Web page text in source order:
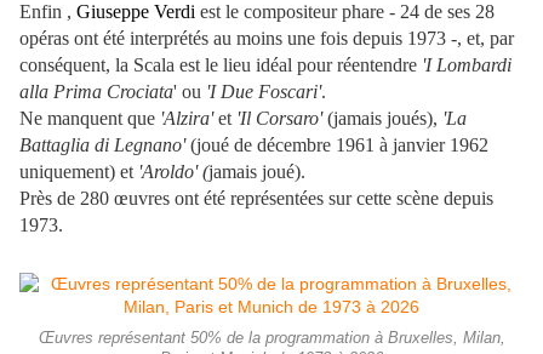
Enfin , Giuseppe Verdi est le compositeur phare - 24 de ses 28
opéras ont été interprétés au moins une fois depuis 1973 -, et, par
conséquent, la Scala est le lieu idéal pour réentendre 'I Lombardi
alla Prima Crociata' ou 'I Due Foscari'.
Ne manquent que 'Alzira'et 'Il Corsaro'(jamais joués), 'La
Battaglia di Legnano'(joué de décembre 1961 à janvier 1962
uniquement) et 'Aroldo' (jamais joué).
Près de 280 œuvres ont été représentées sur cette scène depuis
1973.
Œuvres représentant 50% de la programmation à Bruxelles, Milan,